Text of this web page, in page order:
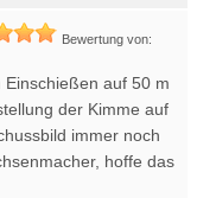
Bewertung von:
auf 50 m
der Kimme auf
immer noch
hoffe das